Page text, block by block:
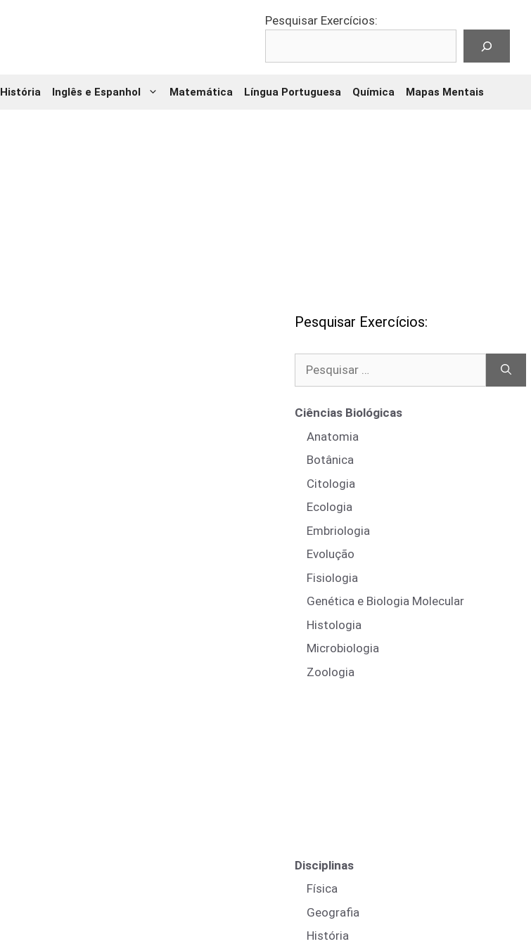
Pesquisar Exercícios:
História Inglês e Espanhol Matemática Língua Portuguesa Química Mapas Mentais
Pesquisar Exercícios:
Ciências Biológicas
Anatomia
Botânica
Citologia
Ecologia
Embriologia
Evolução
Fisiologia
Genética e Biologia Molecular
Histologia
Microbiologia
Zoologia
Disciplinas
Física
Geografia
História